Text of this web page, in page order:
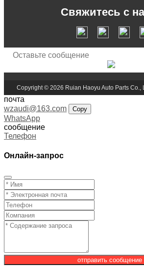
Свяжитесь с
Copyright © 2026 Ruian Haoyu Auto Parts Co.,
почта
wzaudi@163.com
Copy
WhatsApp
сообщение
Телефон
Онлайн-запрос
отправить сообщение